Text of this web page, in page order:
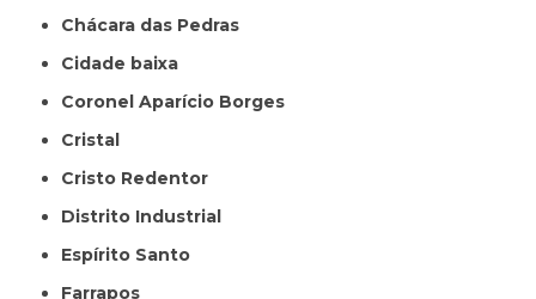
Chácara das Pedras
Cidade baixa
Coronel Aparício Borges
Cristal
Cristo Redentor
Distrito Industrial
Espírito Santo
Farrapos